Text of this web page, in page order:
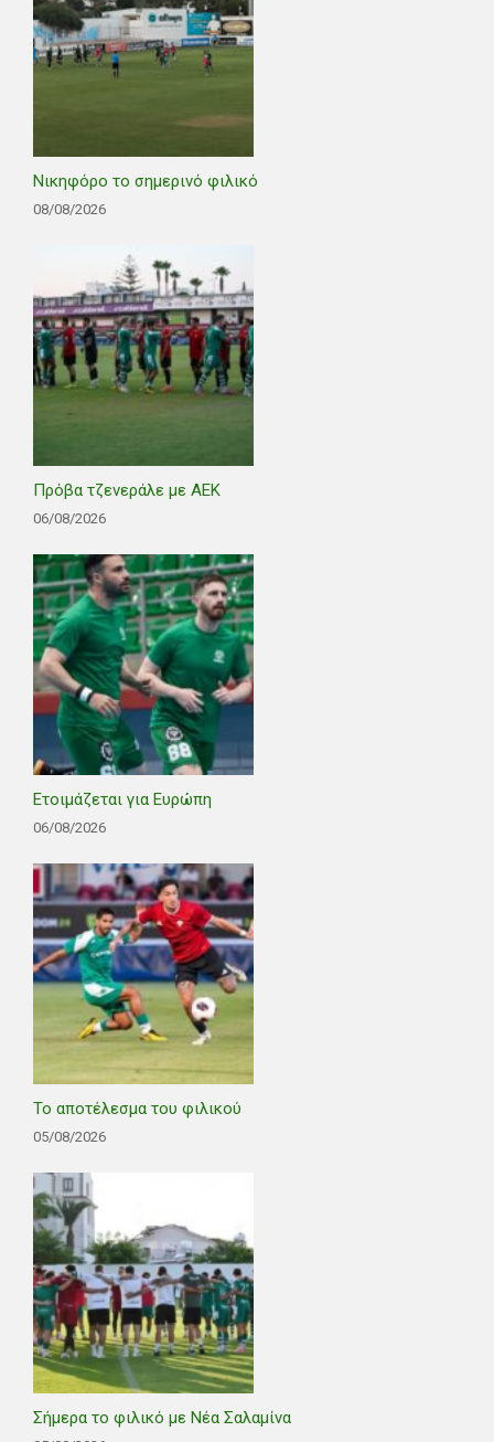
Νικηφόρο το σημερινό φιλικό
08/08/2026
Πρόβα τζενεράλε με ΑΕΚ
06/08/2026
Ετοιμάζεται για Ευρώπη
06/08/2026
Το αποτέλεσμα του φιλικού
05/08/2026
Σήμερα το φιλικό με Νέα Σαλαμίνα